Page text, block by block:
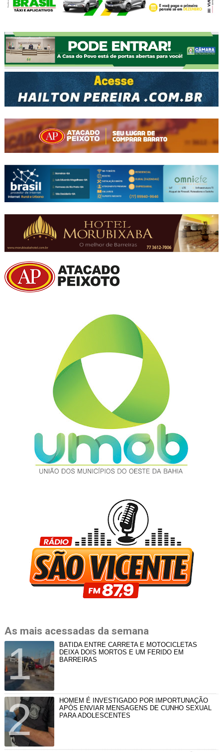
As mais acessadas da semana
BATIDA ENTRE CARRETA E MOTOCICLETAS
DEIXA DOIS MORTOS E UM FERIDO EM
BARREIRAS
HOMEM É INVESTIGADO POR IMPORTUNAÇÃO
APÓS ENVIAR MENSAGENS DE CUNHO SEXUAL
PARA ADOLESCENTES